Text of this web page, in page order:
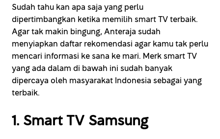
Sudah tahu kan apa saja yang perlu
dipertimbangkan ketika memilih smart TV terbaik.
Agar tak makin bingung, Anteraja sudah
menyiapkan daftar rekomendasi agar kamu tak perlu
mencari informasi ke sana ke mari. Merk smart TV
yang ada dalam di bawah ini sudah banyak
dipercaya oleh masyarakat Indonesia sebagai yang
terbaik.
1. Smart TV Samsung